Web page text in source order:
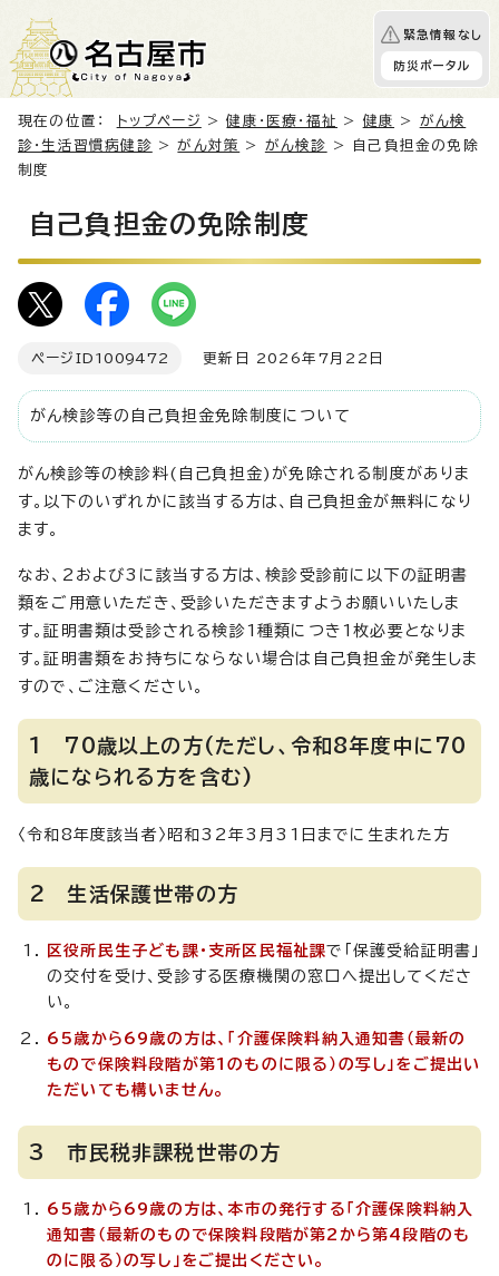
緊急情報なし
防災ポータル
現在の位置： トップページ >健康・医療・福祉 > 健康 > がん検
診・生活習慣病健診 >がん対策 > がん検診
> 自己負担金の免除
制度
自己負担金の免除制度
ページID 1009472 更新日 2026年7月22日
がん検診等の自己負担金免除制度について
がん検診等の検診料(自己負担金)が免除される制度がありま
す。以下のいずれかに該当する方は、自己負担金が無料になり
ます。
なお、2および3に該当する方は、検診受診前に以下の証明書
類をご用意いただき、受診いただきますようお願いいたしま
す。証明書類は受診される検診1種類につき1枚必要となりま
す。証明書類をお持ちにならない場合は自己負担金が発生しま
すので、ご注意ください。
1 70歳以上の方(ただし、令和8年度中に70
歳になられる方を含む)
〈令和8年度該当者〉昭和32年3月31日までに生まれた方
2 生活保護世帯の方
区役所民生子ども課・支所区民福祉課で「保護受給証明書」
の交付を受け、受診する医療機関の窓口へ提出してくださ
い。
65歳から69歳の方は、「介護保険料納入通知書（最新の
もので保険料段階が第1のものに限る）の写し」をご提出い
ただいても構いません。
3 市民税非課税世帯の方
65歳から69歳の方は、本市の発行する「介護保険料納入
通知書（最新のもので保険料段階が第2から第4段階のも
のに限る）の写し」をご提出ください。